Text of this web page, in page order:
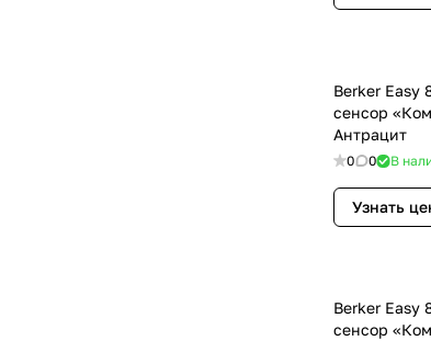
Berker Easy
сенсор
Антрацит
0 0 В
Узнать
Berker Easy
сенсор